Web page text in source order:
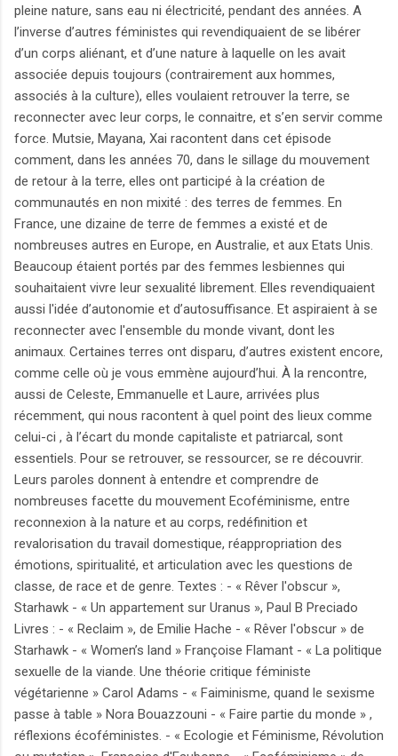
pleine nature, sans eau ni électricité, pendant des années. A
l’inverse d’autres féministes qui revendiquaient de se libérer
d’un corps aliénant, et d’une nature à laquelle on les avait
associée depuis toujours (contrairement aux hommes,
associés à la culture), elles voulaient retrouver la terre, se
reconnecter avec leur corps, le connaitre, et s’en servir comme
force. Mutsie, Mayana, Xai racontent dans cet épisode
comment, dans les années 70, dans le sillage du mouvement
de retour à la terre, elles ont participé à la création de
communautés en non mixité : des terres de femmes. En
France, une dizaine de terre de femmes a existé et de
nombreuses autres en Europe, en Australie, et aux Etats Unis.
Beaucoup étaient portés par des femmes lesbiennes qui
souhaitaient vivre leur sexualité librement. Elles revendiquaient
aussi l'idée d’autonomie et d’autosuffisance. Et aspiraient à se
reconnecter avec l'ensemble du monde vivant, dont les
animaux. Certaines terres ont disparu, d’autres existent encore,
comme celle où je vous emmène aujourd’hui. À la rencontre,
aussi de Celeste, Emmanuelle et Laure, arrivées plus
récemment, qui nous racontent à quel point des lieux comme
celui-ci , à l’écart du monde capitaliste et patriarcal, sont
essentiels. Pour se retrouver, se ressourcer, se re découvrir.
Leurs paroles donnent à entendre et comprendre de
nombreuses facette du mouvement Ecoféminisme, entre
reconnexion à la nature et au corps, redéfinition et
revalorisation du travail domestique, réappropriation des
émotions, spiritualité, et articulation avec les questions de
classe, de race et de genre. Textes : - « Rêver l'obscur »,
Starhawk - « Un appartement sur Uranus », Paul B Preciado
Livres : - « Reclaim », de Emilie Hache - « Rêver l'obscur » de
Starhawk - « Women’s land » Françoise Flamant - « La politique
sexuelle de la viande. Une théorie critique féministe
végétarienne » Carol Adams - « Faiminisme, quand le sexisme
passe à table » Nora Bouazzouni - « Faire partie du monde » ,
réflexions écoféministes. - « Ecologie et Féminisme, Révolution